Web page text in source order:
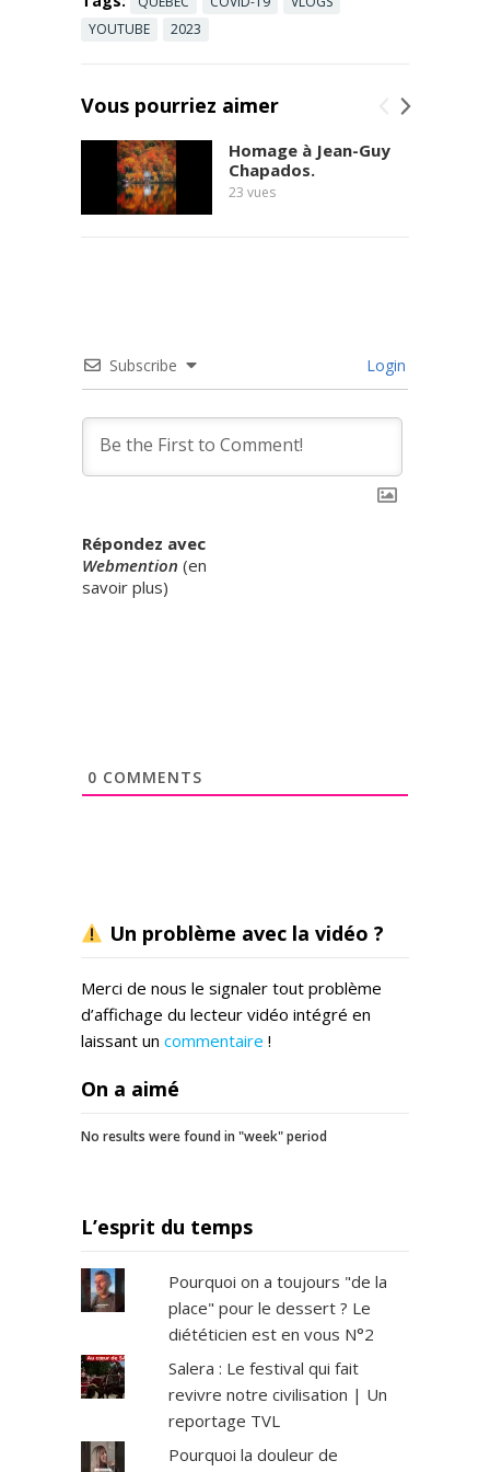
YOUTUBE
2023
Vous pourriez aimer
Homage à Jean-Guy
Chapados.
23 vues
Subscribe Login
Répondez avec
Webmention (en
savoir plus)
0 COMMENTS
Un problème avec la vidéo ?
Merci de nous le signaler tout problème
d’affichage du lecteur vidéo intégré en
laissant un commentaire !
On a aimé
No results were found in "week" period
L’esprit du temps
Pourquoi on a toujours "de la
place" pour le dessert ? Le
diététicien est en vous N°2
Salera : Le festival qui fait
revivre notre civilisation | Un
reportage TVL
Pourquoi la douleur de